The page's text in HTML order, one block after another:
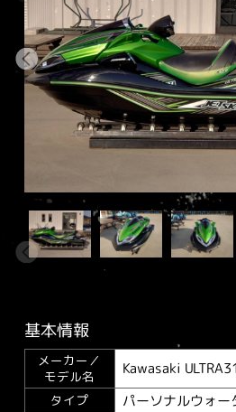
基本情報
メーカー／
モデル名
Kawasaki
タイプ パーソナルウォー